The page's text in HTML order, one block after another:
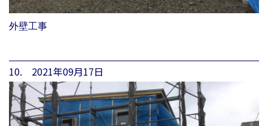
外壁工事
10. 2021年09月17日